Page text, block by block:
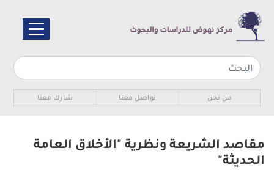
المحتوى
Sub navigation
من نحن تواصل معنا شارك معنا
مقاصد الشريعة ونظرية "الأخلاق العامة
الحديثة"